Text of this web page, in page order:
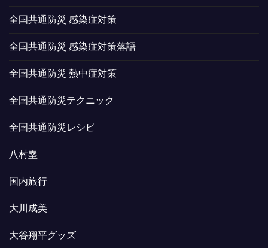
全国共通防災 感染症対策
全国共通防災 感染症対策落語
全国共通防災 熱中症対策
全国共通防災テクニック
全国共通防災レシピ
八村塁
国内旅行
大川成美
大谷翔平グッズ